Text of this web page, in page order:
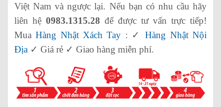
Việt Nam và ngược lại. Nếu bạn có nhu cầu hãy
liên hệ 0983.1315.28 để được tư vấn trực tiếp!
MuaHàng Nhật Xách Tay : ✓Hàng Nhật Nội
Địa ✓ Giá rẻ ✓ Giao hàng miễn phí.